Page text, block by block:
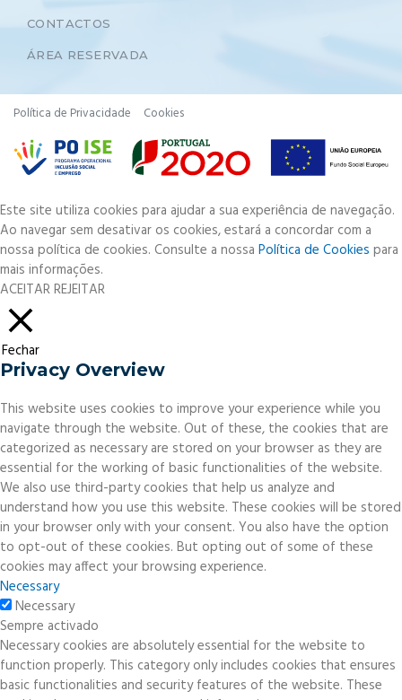
CONTACTOS
ÁREA RESERVADA
Política de Privacidade Cookies
Este site utiliza cookies para ajudar a sua experiência de navegação.
Ao navegar sem desativar os cookies, estará a concordar com a
nossa política de cookies. Consulte a nossa Política de Cookies para
mais informações.
ACEITARREJEITAR
Fechar
Privacy Overview
This website uses cookies to improve your experience while you
navigate through the website. Out of these, the cookies that are
categorized as necessary are stored on your browser as they are
essential for the working of basic functionalities of the website.
We also use third-party cookies that help us analyze and
understand how you use this website. These cookies will be stored
in your browser only with your consent. You also have the option
to opt-out of these cookies. But opting out of some of these
cookies may affect your browsing experience.
Necessary
Necessary
Sempre activado
Necessary cookies are absolutely essential for the website to
function properly. This category only includes cookies that ensures
basic functionalities and security features of the website. These